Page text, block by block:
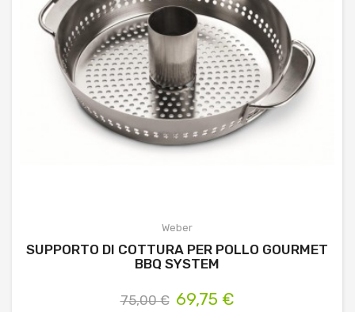
Weber
SUPPORTO DI COTTURA PER POLLO GOURMET
BBQ SYSTEM
75,00 € 69,75 €